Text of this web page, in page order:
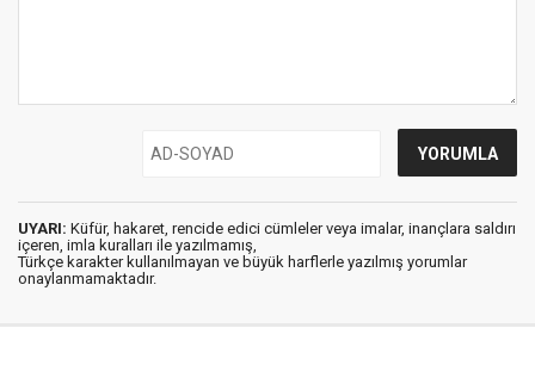
UYARI: Küfür, hakaret, rencide edici cümleler veya imalar, inançlara saldırı
içeren, imla kuralları ile yazılmamış,
Türkçe karakter kullanılmayan ve büyük harflerle yazılmış yorumlar
onaylanmamaktadır.